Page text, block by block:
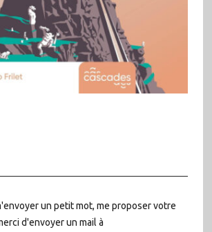
un petit mot, me proposer votre
d'envoyer un mail à